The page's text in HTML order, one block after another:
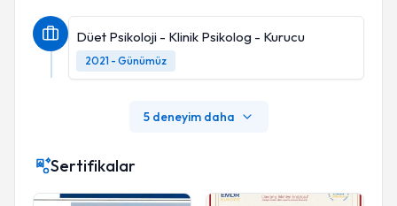
Düet Psikoloji - Klinik Psikolog - Kurucu
2021 - Günümüz
5 deneyim daha
Sertifikalar